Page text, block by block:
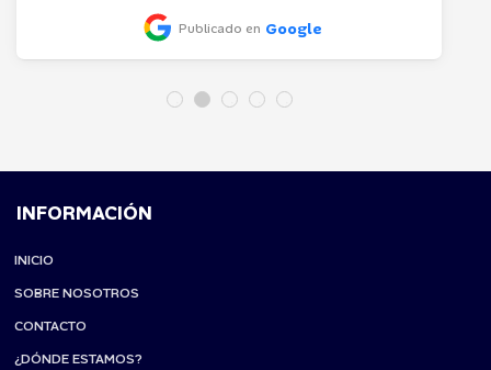
Publicado en Google
INFORMACIÓN
INICIO
SOBRE NOSOTROS
CONTACTO
¿DÓNDE ESTAMOS?